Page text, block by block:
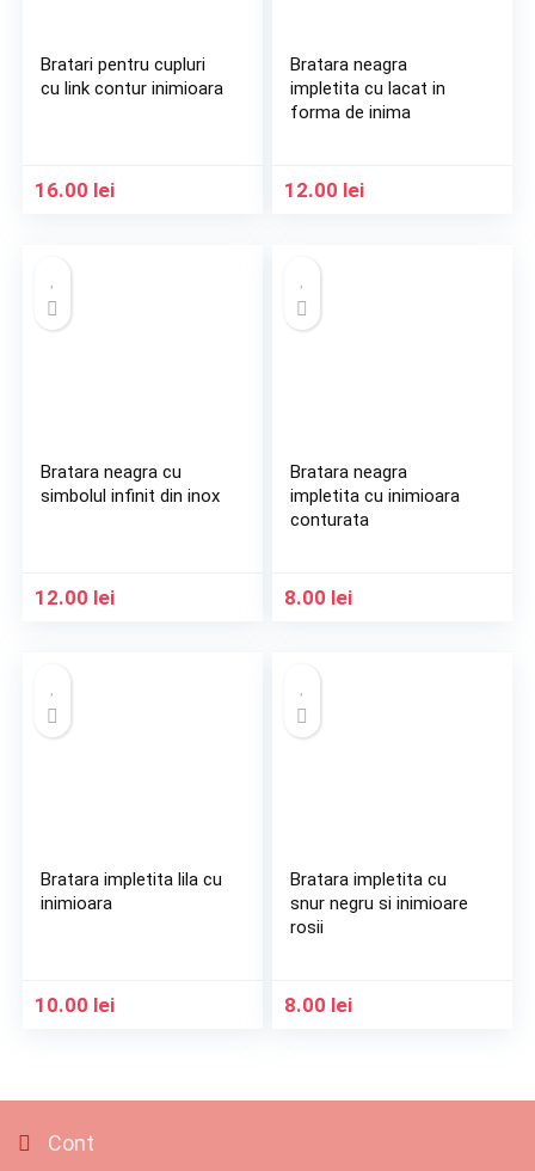
Bratari pentru cupluri
cu link contur inimioara
16.00 lei
Bratara neagra
impletita cu lacat in
forma de inima
12.00 lei
Bratara neagra cu
simbolul infinit din inox
12.00 lei
Bratara neagra
impletita cu inimioara
conturata
8.00 lei
Bratara impletita lila cu
inimioara
10.00 lei
Bratara impletita cu
snur negru si inimioare
rosii
8.00 lei
Cont